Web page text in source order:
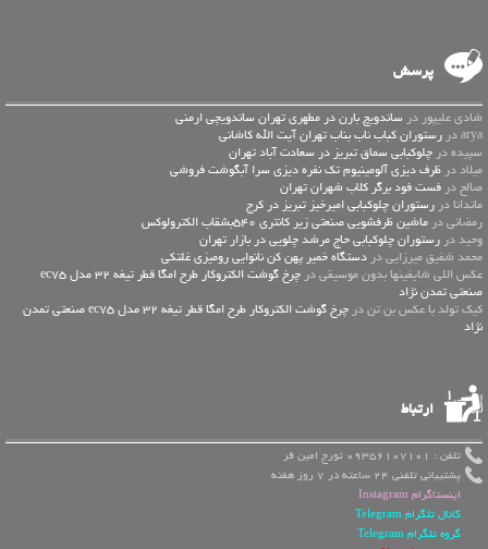
پرسش
شادی علیپور در ساندویچ بارن در مطهری تهران ساندویچی ارمنی
arya در
رستوران کباب ناب بناب تهران آیت الله کاشانی
سپیده در چلوکبابی سماق تبریز در سعادت آباد تهران
میلاد در ظرف دیزی آلومینیوم تک نفره دیزی سرا آبگوشت فروشی
صالح در فست فود برگر کلاب شهران تهران
ماندانا در رستوران چلوکبابی امیرخیز تبریز در کرج
رمضانی در ماشین ظرفشویی صنعتی زیر کانتری 540بشقاب الکترولوکس
وحید در رستوران چلوکبابی حاج مرشد چلویی در بازار تهران
محمد شفیق میرزایی در دستگاه خمیر پهن کن نانوایی رومیزی غلتکی
عكس اللي شايفينها بدون موسيقى در
چرخ گوشت الکتروکار طرح امگا قطر تیغه 32 مدل ec75
صنعتی تمدن نژاد
کیک تولد با عکس بن تن در
چرخ گوشت الکتروکار طرح امگا قطر تیغه 32 مدل ec75 صنعتی تمدن
نژاد
ارتباط
تلفن : 09356107101 تورج امین فر
پشتیبانی تلفنی 24 ساعته در 7 روز هفته
اینستاگرام Instagram
کانال تلگرام Telegram
گروه تلگرام Telegram